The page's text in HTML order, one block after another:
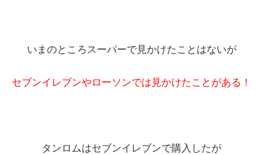
いまのところスーパーで見かけたことはないが
セブンイレブンやローソンでは見かけたことがある！
タンロムはセブンイレブンで購入したが